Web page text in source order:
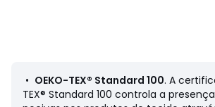
• Lavável a 30°, no programa de roupa
• Não passar a ferro/não usar lixívia
• OEKO-TEX® Standard 100. A
TEX® Standard 100 controla a